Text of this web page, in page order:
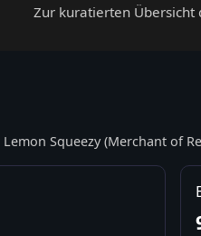
Zur kuratierten Übersicht
Squeezy (Merchant